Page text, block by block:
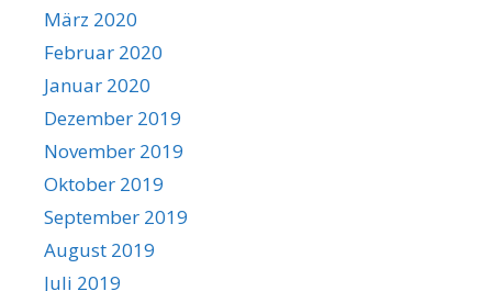
März 2020
Februar 2020
Januar 2020
Dezember 2019
November 2019
Oktober 2019
September 2019
August 2019
Juli 2019